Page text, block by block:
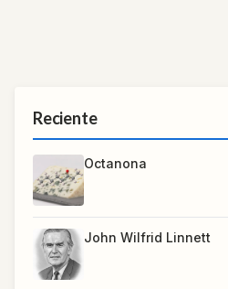
Reciente
Octanona
John Wilfrid Linnett